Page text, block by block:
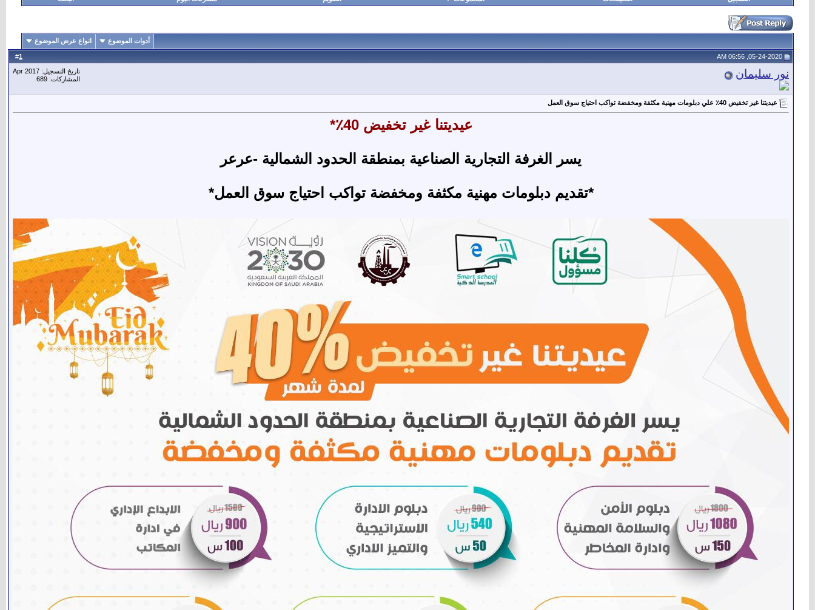
أدوات الموضوع انواع عرض الموضوع
1
نور سليمان
تاريخ التسجيل: Apr 2017
المشاركات: 689
عيديتنا غير تخفيض 40٪ علي دبلومات مهنية مكثفة ومخفضة تواكب احتياج سوق العمل
عيديتنا غير تخفيض 40٪*
يسر الغرفة التجارية الصناعية بمنطقة الحدود الشمالية -عرعر
*تقديم دبلومات مهنية مكثفة ومخفضة تواكب احتياج سوق العمل*